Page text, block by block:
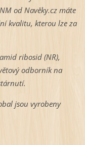
od Navěky.cz máte
kvalitu, kterou lze za
ribosid (NR),
odborník na
jsou vyrobeny